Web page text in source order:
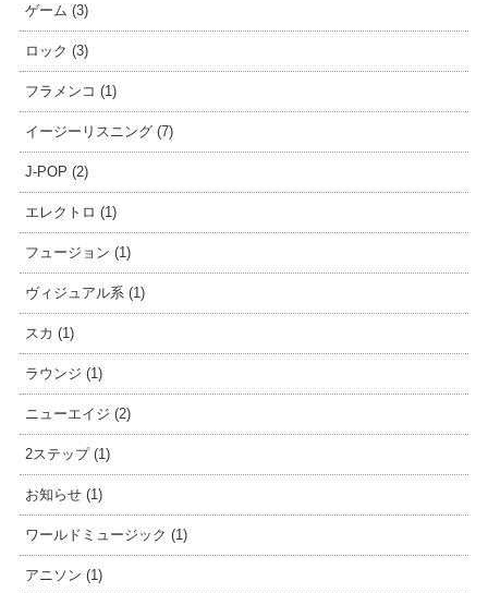
ゲーム (3)
ロック (3)
フラメンコ (1)
イージーリスニング (7)
J-POP (2)
エレクトロ (1)
フュージョン (1)
ヴィジュアル系 (1)
スカ (1)
ラウンジ (1)
ニューエイジ (2)
2ステップ (1)
お知らせ (1)
ワールドミュージック (1)
アニソン (1)